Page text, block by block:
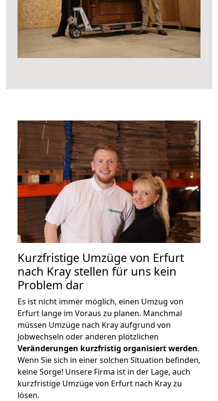
Kurzfristige Umzüge von Erfurt
nach Kray stellen für uns kein
Problem dar
Es ist nicht immer möglich, einen Umzug von
Erfurt lange im Voraus zu planen. Manchmal
müssen Umzüge nach Kray aufgrund von
Jobwechseln oder anderen plötzlichen
Veränderungen kurzfristig organisiert werden.
Wenn Sie sich in einer solchen Situation befinden,
keine Sorge! Unsere Firma ist in der Lage, auch
kurzfristige Umzüge von Erfurt nach Kray zu
lösen.